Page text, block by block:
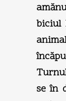
biciul
se în